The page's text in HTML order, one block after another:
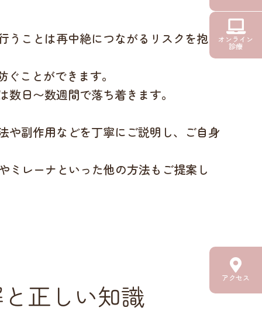
オンライン
診療
アクセス
うことは再中絶につながるリスクを抱え
ことができます。
日〜数週間で落ち着きます。
や副作用などを丁寧にご説明し、ご自身
ミレーナといった他の方法もご提案し
正しい知識